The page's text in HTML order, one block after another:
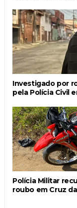
Investigado por
pela Polícia Civil
Polícia Militar
roubo em Cruz